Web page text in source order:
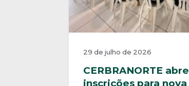
29 de julho de 2026
CERBRANORTE abre
inscrições para